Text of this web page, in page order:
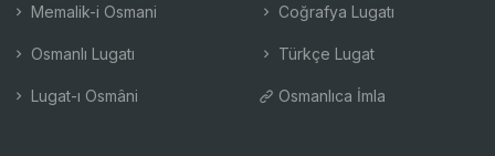
Memalik-i Osmani
Osmanlı Lugatı
Lugat-ı Osmâni
Coğrafya Lugatı
Türkçe Lugat
Osmanlıca İmla